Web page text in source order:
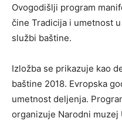
Ovogodišlji program
čine Tradicija i umetnost
službi baštine.
Izložba se prikazuje kao
baštine 2018. Evropska
umetnost deljenja.
organizuje Narodni muzej